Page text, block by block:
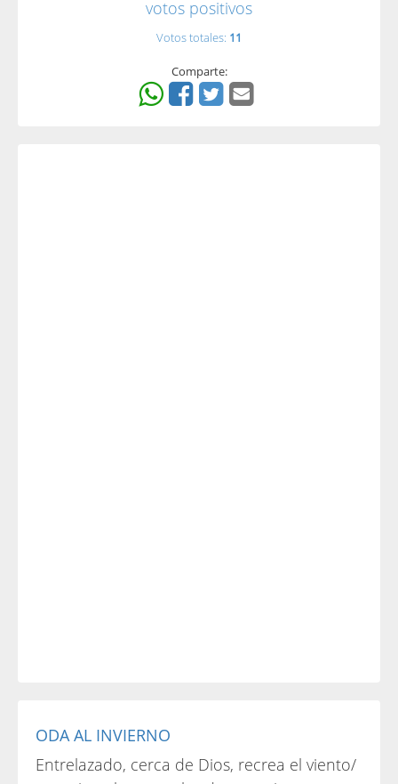
votos positivos
Votos totales: 11
Comparte:
ODA AL INVIERNO
Entrelazado, cerca de Dios, recrea el viento/